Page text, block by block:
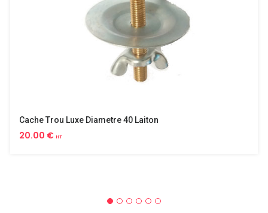
Cache Trou Luxe Diametre 40 Laiton
20.00 € HT